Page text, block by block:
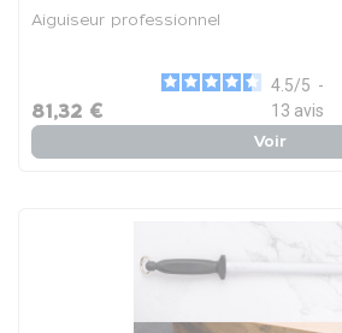
Aiguiseur professionnel
4.5/5 -
13 avis
81,32 €
Voir